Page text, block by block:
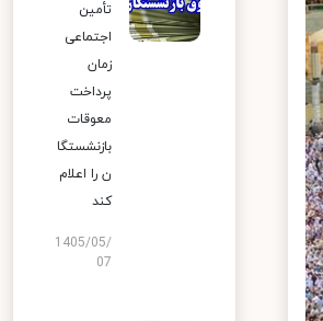
تأمین
اجتماعی
زمان
پرداخت
معوقات
بازنشستگا
ن را اعلام
کند
1405/05/
07